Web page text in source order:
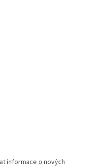
informace o nových